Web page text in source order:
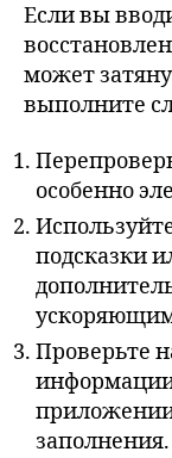
Если вы
может
выполните
особенно
подсказки
Проверьте
приложении
заполнения.